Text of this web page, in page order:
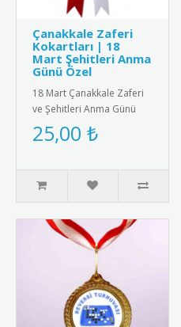
Çanakkale Zaferi
Kokartları | 18
Mart Şehitleri Anma
Günü Özel
18 Mart Çanakkale Zaferi
ve Şehitleri Anma Günü
için özel tasarlanmış
kaliteli kokart seti.
25,00 ₺